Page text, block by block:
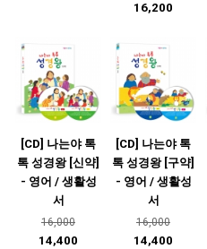
16,200
[CD] 나는야 톡
톡 성경왕 [신약]
- 영어 / 생활성
서
16,000
14,400
[CD] 나는야 톡
톡 성경왕 [구약]
- 영어 / 생활성
서
16,000
14,400